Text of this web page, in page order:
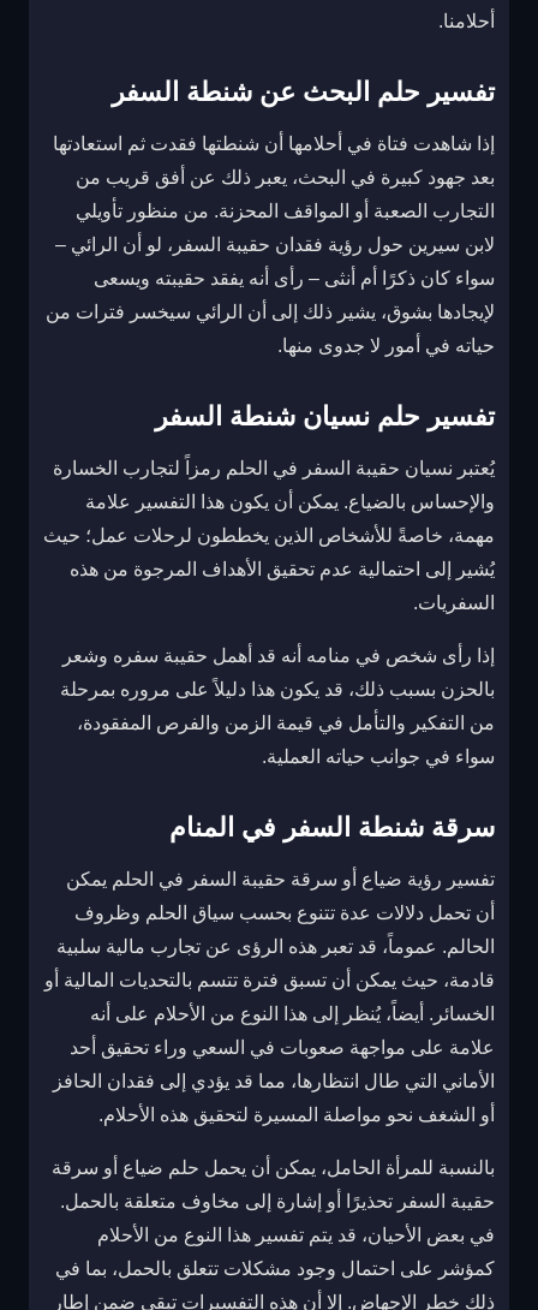
أحلامنا.
تفسير حلم البحث عن شنطة السفر
إذا شاهدت فتاة في أحلامها أن شنطتها فقدت ثم استعادتها
بعد جهود كبيرة في البحث، يعبر ذلك عن أفق قريب من
التجارب الصعبة أو المواقف المحزنة. من منظور تأويلي
لابن سيرين حول رؤية فقدان حقيبة السفر، لو أن الرائي –
سواء كان ذكرًا أم أنثى – رأى أنه يفقد حقيبته ويسعى
لإيجادها بشوق، يشير ذلك إلى أن الرائي سيخسر فترات من
حياته في أمور لا جدوى منها.
تفسير حلم نسيان شنطة السفر
يُعتبر نسيان حقيبة السفر في الحلم رمزاً لتجارب الخسارة
والإحساس بالضياع. يمكن أن يكون هذا التفسير علامة
مهمة، خاصةً للأشخاص الذين يخططون لرحلات عمل؛ حيث
يُشير إلى احتمالية عدم تحقيق الأهداف المرجوة من هذه
السفريات.
إذا رأى شخص في منامه أنه قد أهمل حقيبة سفره وشعر
بالحزن بسبب ذلك، قد يكون هذا دليلاً على مروره بمرحلة
من التفكير والتأمل في قيمة الزمن والفرص المفقودة،
سواء في جوانب حياته العملية.
سرقة شنطة السفر في المنام
تفسير رؤية ضياع أو سرقة حقيبة السفر في الحلم يمكن
أن تحمل دلالات عدة تتنوع بحسب سياق الحلم وظروف
الحالم. عموماً، قد تعبر هذه الرؤى عن تجارب مالية سلبية
قادمة، حيث يمكن أن تسبق فترة تتسم بالتحديات المالية أو
الخسائر. أيضاً، يُنظر إلى هذا النوع من الأحلام على أنه
علامة على مواجهة صعوبات في السعي وراء تحقيق أحد
الأماني التي طال انتظارها، مما قد يؤدي إلى فقدان الحافز
أو الشغف نحو مواصلة المسيرة لتحقيق هذه الأحلام.
بالنسبة للمرأة الحامل، يمكن أن يحمل حلم ضياع أو سرقة
حقيبة السفر تحذيرًا أو إشارة إلى مخاوف متعلقة بالحمل.
في بعض الأحيان، قد يتم تفسير هذا النوع من الأحلام
كمؤشر على احتمال وجود مشكلات تتعلق بالحمل، بما في
ذلك خطر الإجهاض. إلا أن هذه التفسيرات تبقى ضمن إطار